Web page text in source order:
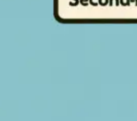
Navigație Passat B8